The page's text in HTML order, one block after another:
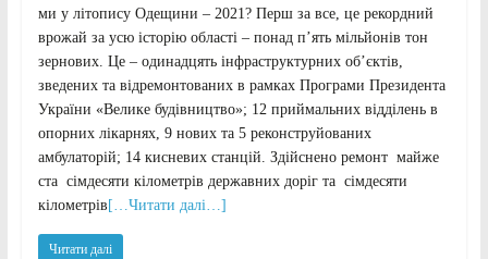
ми у літопису Одещини – 2021? Перш за все, це рекордний
врожай за усю історію області – понад п’ять мільйонів тон
зернових. Це – одинадцять інфраструктурних об’єктів,
зведених та відремонтованих в рамках Програми Президента
України «Велике будівництво»; 12 приймальних відділень в
опорних лікарнях, 9 нових та 5 реконструйованих
амбулаторій; 14 кисневих станцій. Здійснено ремонт майже
ста сімдесяти кілометрів державних доріг та сімдесяти
кілометрів […Читати далі…]
Читати далі